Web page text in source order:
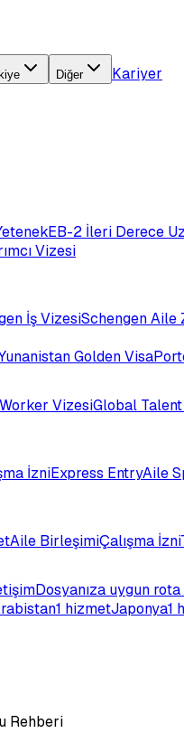
Diğer
Kariyer
EB-2 İleri Derece
Vizesi
İş VizesiSchengen Aile
Golden Visa
VizesiGlobal
İzniExpress EntryAile
Aile BirleşimiÇalışma İzni
Dosyanıza uygun
1 hizmetJaponya1
Rehberi